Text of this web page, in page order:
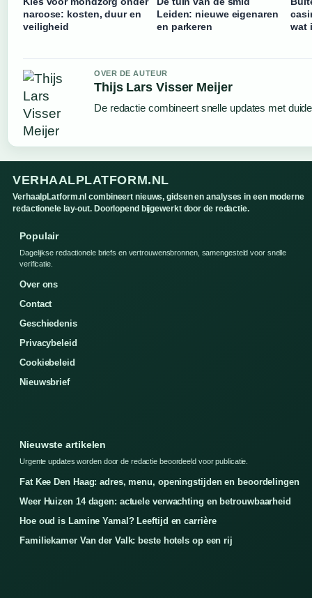
narcose: kosten, duur en
veiligheid
Leiden: nieuwe eigenaren
en parkeren
wat
OVER DE AUTEUR
Thijs Lars Visser Meijer
De redactie combineert snelle updates met
VERHAALPLATFORM.NL
VerhaalpLatform.nl combineert nieuws, gidsen en analyses in een moderne
redactionele lay-out. Doorlopend bijgewerkt door de redactie.
Populair
Dagelijkse redactionele briefs en vertrouwensbronnen, samengesteld voor snelle
verificatie.
Over ons
Contact
Geschiedenis
Privacybeleid
Cookiebeleid
Nieuwsbrief
Nieuwste artikelen
Urgente updates worden door de redactie beoordeeld voor publicatie.
Fat Kee Den Haag: adres, menu, openingstijden en beoordelingen
Weer Huizen 14 dagen: actuele verwachting en betrouwbaarheid
Hoe oud is Lamine Yamal? Leeftijd en carrière
Familiekamer Van der Valk: beste hotels op een rij